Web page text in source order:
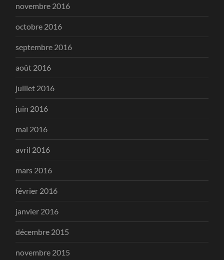
novembre 2016
octobre 2016
septembre 2016
août 2016
juillet 2016
juin 2016
mai 2016
avril 2016
mars 2016
février 2016
janvier 2016
décembre 2015
novembre 2015